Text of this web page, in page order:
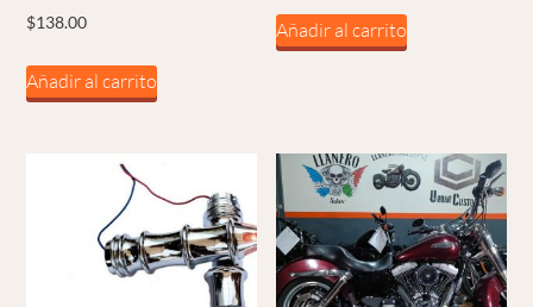
$138.00
Añadir al carrito
Añadir al carrito